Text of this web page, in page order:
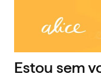
Estou sem